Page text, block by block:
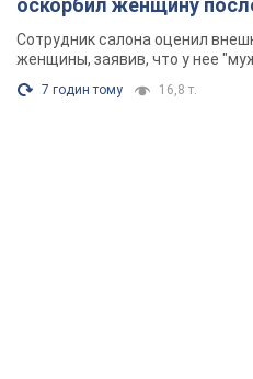
оскорбил женщину
химиотерапии,
Фото
Сотрудник салона оценил
женщины, заявив, что у нее
7 годин тому 16,8 т.